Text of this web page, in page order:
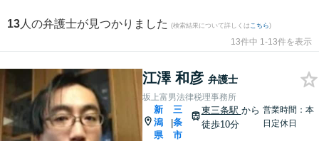
13 人の弁護士が見つかりました (検索結果について詳しくは こちら)
13件中 1-13件を表示
江澤 和彦 弁護士
坂上富男法律税理事務所
新
潟
県
|
三
条
市
東三条駅 から
徒歩10分
営業時間：本
日定休日